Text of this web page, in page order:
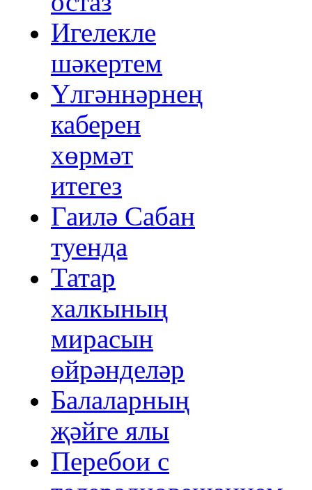
Игелекле
шәкертем
Үлгәннәрнең
каберен
хөрмәт
итегез
Гаилә Сабан
туенда
Татар
халкының
мирасын
өйрәнделәр
Балаларның
җәйге ялы
Перебои с